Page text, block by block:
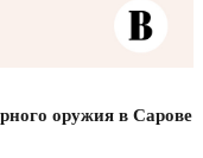
оружия в Сарове